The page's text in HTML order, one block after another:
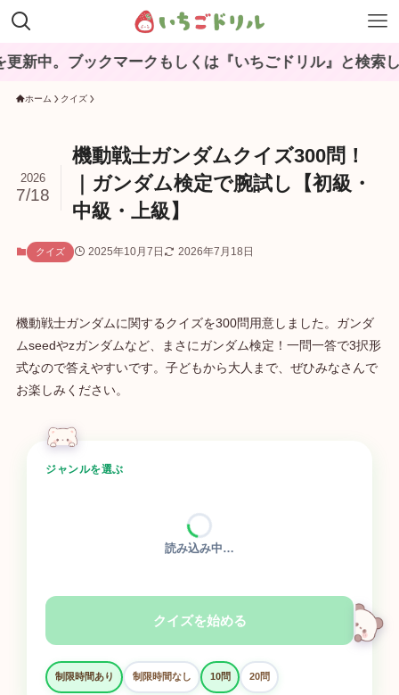
ックマークもしくは『いちごドリル』と検索してね♪
ホーム クイズ
機動戦士ガンダムクイズ300問！
｜ガンダム検定で腕試し【初級・
中級・上級】
2026
7/18
クイズ 2025年10月7日 2026年7月18日
機動戦士ガンダムに関するクイズを300問用意しました。ガンダ
ムseedやzガンダムなど、まさにガンダム検定！一問一答で3択形
式なので答えやすいです。子どもから大人まで、ぜひみなさんで
お楽しみください。
ジャンルを選ぶ
読み込み中…
クイズを始める
制限時間あり 制限時間なし 10問 20問